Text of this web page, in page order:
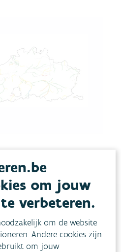
om jouw
verbeteren.
om de website
Andere cookies zijn
om jouw